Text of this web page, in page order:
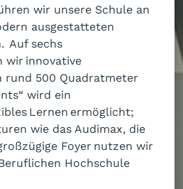
wir unsere Schule an
ausgestatteten
Auf sechs
wir innovative
rund 500 Quadratmeter
wird ein
Lernen ermöglicht;
wie das Audimax, die
Foyer nutzen wir
Hochschule